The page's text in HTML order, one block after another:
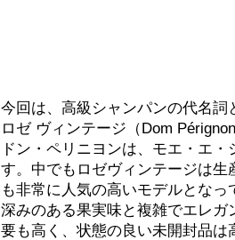
今回は、高級シャンパンの代名
ロゼ ヴィンテージ（Dom
ドン・ペリニヨンは、モエ・エ
す。中でもロゼヴィンテージは
も非常に人気の高いモデルとなっ
深みのある果実味と複雑でエレ
要も高く、状態の良い未開封品